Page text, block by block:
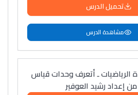
تحميل الدرس
مشاهدة الدرس
الرياضيات ـ أتعرف وحدات قياس